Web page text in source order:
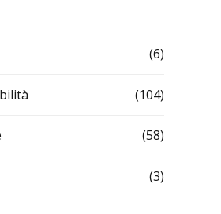
(6)
(104)
(58)
(3)